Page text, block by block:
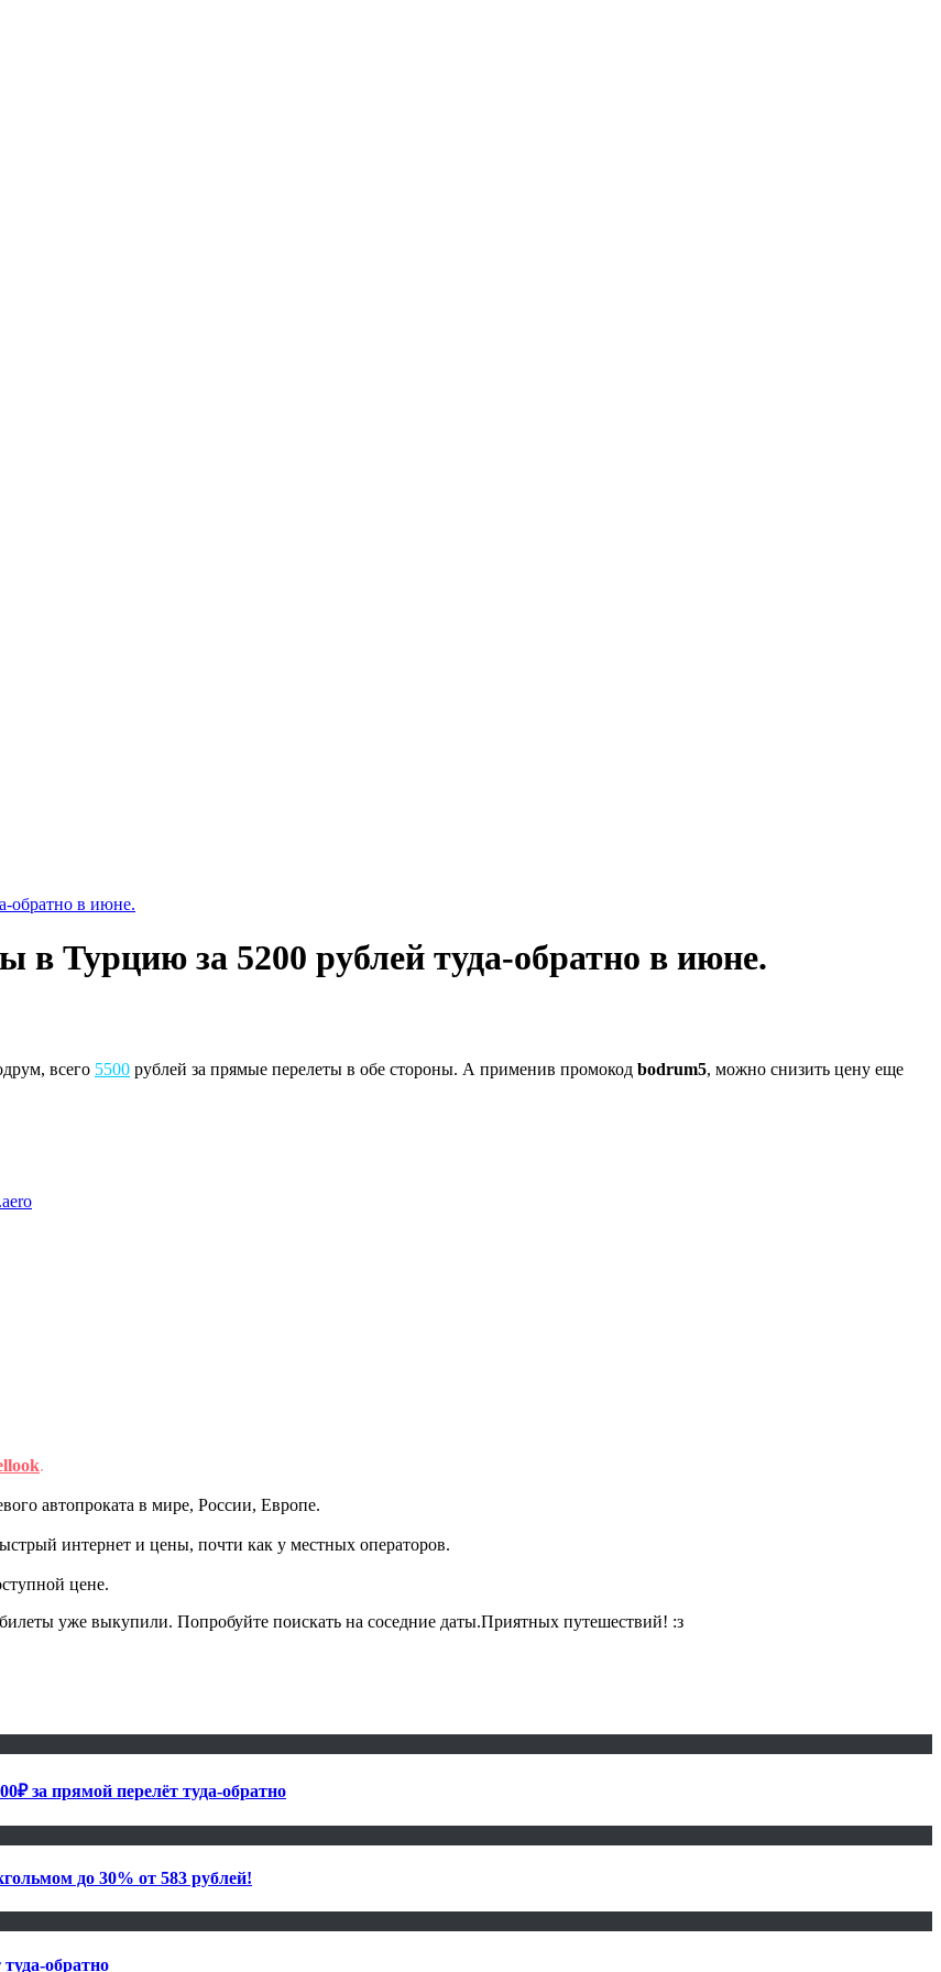
обратно в июне.
Турцию за 5200 рублей туда-обратно в июне.
всего 5500 рублей за прямые перелеты в обе стороны. А применив промокод bodrum5, можно снизить цену еще
.
автопроката в мире, России, Европе.
интернет и цены, почти как у местных операторов.
цене.
уже выкупили. Попробуйте поискать на соседние даты.Приятных путешествий! :з
за прямой перелёт туда-обратно
до 30% от 583 рублей!
обратно